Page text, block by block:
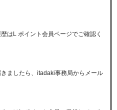
はL ポイント会員ページでご確認く
ましたら、itadaki事務局からメール